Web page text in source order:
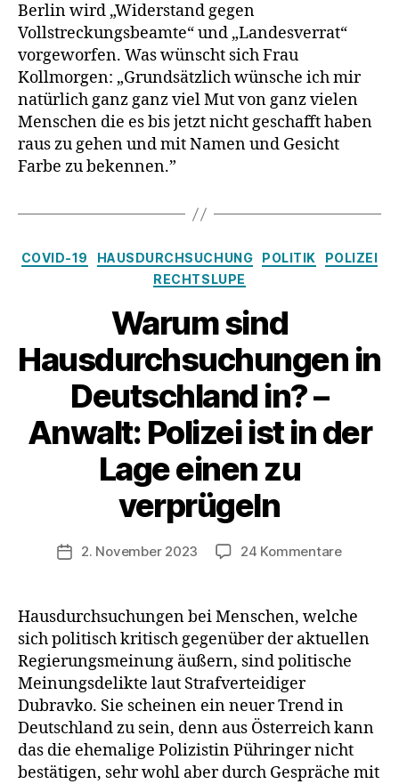
Berlin wird „Widerstand gegen
Vollstreckungsbeamte“ und „Landesverrat“
vorgeworfen. Was wünscht sich Frau
Kollmorgen: „Grundsätzlich wünsche ich mir
natürlich ganz ganz viel Mut von ganz vielen
Menschen die es bis jetzt nicht geschafft haben
raus zu gehen und mit Namen und Gesicht
Farbe zu bekennen.”
Kategorien
COVID-19 HAUSDURCHSUCHUNG POLITIK
POLIZEI
RECHTSLUPE
Warum sind
Hausdurchsuchungen in
Deutschland in? –
Anwalt: Polizei ist in der
Lage einen zu
verprügeln
Veröffentlichungsdatum
2. November 2023 24 Kommentarezu
in
in?
Anwalt:
Polizei
ist
in
Hausdurchsuchungen bei Menschen, welche
sich politisch kritisch gegenüber der aktuellen
Regierungsmeinung äußern, sind politische
Meinungsdelikte laut Strafverteidiger
Dubravko. Sie scheinen ein neuer Trend in
Deutschland zu sein, denn aus Österreich kann
das die ehemalige Polizistin Pühringer nicht
bestätigen, sehr wohl aber durch Gespräche mit